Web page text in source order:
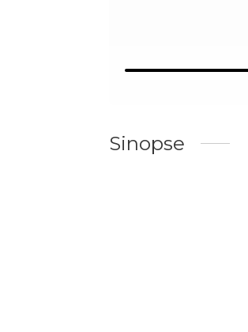
Sinopse